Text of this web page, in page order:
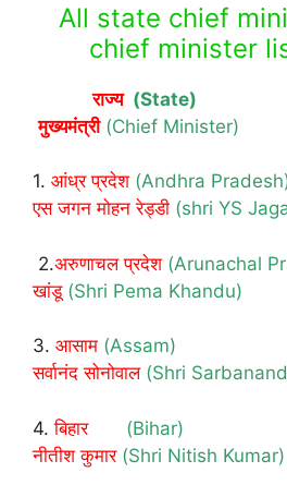
All state chief
chief minister
राज्य
मुख्यमंत्री(Chief Minister)
1. आंध्र प्रदेश (Andhra
एस जगन मोहन रेड्डी (shri YS
2.अरुणाचल प्रदेश (Arunachal
खांडू (Shri Pema Khandu)
3. आसाम (Assam)
सर्वानंद सोनोवाल (Shri
4. बिहार (Bihar)
नीतीश कुमार (Shri Nitish Kumar)